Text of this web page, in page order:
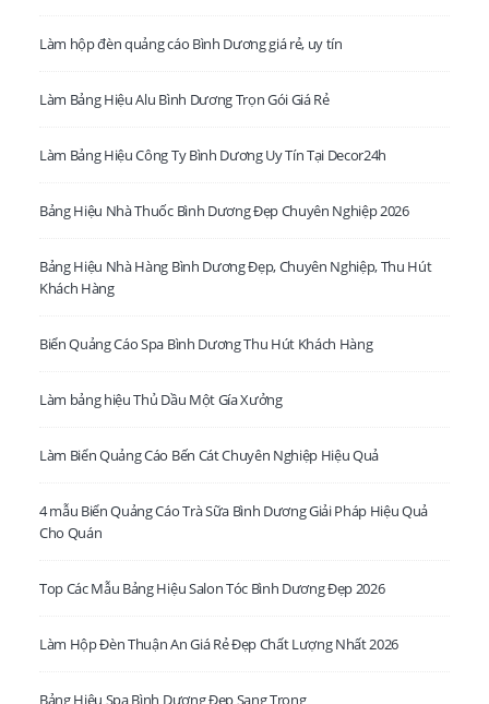
Làm hộp đèn quảng cáo Bình Dương giá rẻ, uy tín
Làm Bảng Hiệu Alu Bình Dương Trọn Gói Giá Rẻ
Làm Bảng Hiệu Công Ty Bình Dương Uy Tín Tại Decor24h
Bảng Hiệu Nhà Thuốc Bình Dương Đẹp Chuyên Nghiệp 2026
Bảng Hiệu Nhà Hàng Bình Dương Đẹp, Chuyên Nghiệp, Thu Hút
Khách Hàng
Biển Quảng Cáo Spa Bình Dương Thu Hút Khách Hàng
Làm bảng hiệu Thủ Dầu Một Gía Xưởng
Làm Biển Quảng Cáo Bến Cát Chuyên Nghiệp Hiệu Quả
4 mẫu Biển Quảng Cáo Trà Sữa Bình Dương Giải Pháp Hiệu Quả
Cho Quán
Top Các Mẫu Bảng Hiệu Salon Tóc Bình Dương Đẹp 2026
Làm Hộp Đèn Thuận An Giá Rẻ Đẹp Chất Lượng Nhất 2026
Bảng Hiệu Spa Bình Dương Đẹp Sang Trọng
Văn Phòng: VP: 80 Dương Quảng Hàm, P. 8, Q. Gò Vấp, TP. HCM
Phone: 0931 505 030
LIÊN HỆ VỚI CHÚNG TÔI TẠI BÌNH DƯƠNG
Bình Dương
Phone:0931 505 030